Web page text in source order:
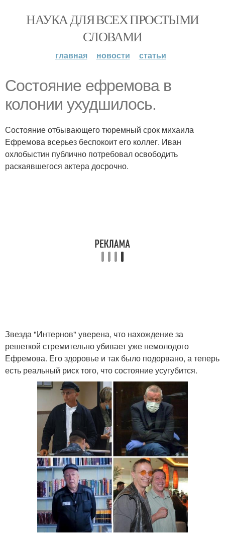
НАУКА ДЛЯ ВСЕХ ПРОСТЫМИ
СЛОВАМИ
главная новости статьи
Состояние ефремова в
колонии ухудшилось.
Состояние отбывающего тюремный срок михаила
Ефремова всерьез беспокоит его коллег. Иван
охлобыстин публично потребовал освободить
раскаявшегося актера досрочно.
Звезда "Интернов" уверена, что нахождение за
решеткой стремительно убивает уже немолодого
Ефремова. Его здоровье и так было подорвано, а теперь
есть реальный риск того, что состояние усугубится.